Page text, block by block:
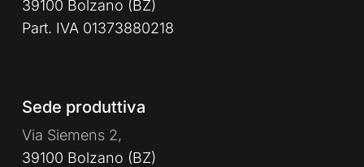
39100 Bolzano (BZ)
Part. IVA 01373880218
Sede produttiva
Via Siemens 2,
39100 Bolzano (BZ)